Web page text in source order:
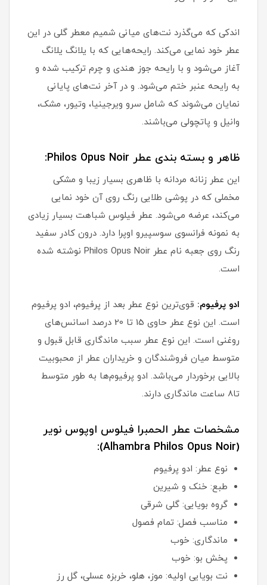
اندکی که می‌گذرد نت‌های میانی شمیم معطر گلی در این
عطر خود نمایی می‌کند. رایحه‌هایی که با یلانگ یلانگ
آغاز می‌شود و با رایحه جوز هندی و چرم ترکیب شده و
به رایحه عنبر ختم می‌شود. و در آخر نت‌های پایانی
نمایان می‌شوند که شامل سرو ویرجینیا، وتیور، مشک،
وانیل و پاتچولی می‌باشند.
ظاهر و بسته بندی عطر Philos Opus Noir:
این عطر زنانه مردانه با ظاهری بسیار زیبا و مشکی
مخملی که در پوشی طلایی رنگ روی آن خود نمایی
می‌کند، عرضه می‌شود. عطر فیلوس شباهت بسیار زیادی
به نمونه فرانسوی سوسپیرو اوپرا دارد. درون کادر سفید
رنگ روی جعبه نام عطر Philos Opus Noir نوشته شده
است.
ادو پرفیوم: قوی‌ترین نوع عطر بعد از پرفیوم، ادو پرفیوم
است. این نوع عطر حاوی 15 تا 20 درصد اسانس‌های
روغنی است. این نوع عطر سبب ماندگاری قابل قبول و
متوسط میان فروشندگان و خریداران عطر از محبوبیت
بالایی برخوردار می‌باشد. ادو پرفیوم‌ها به طور متوسط
تا8 ساعت ماندگاری دارند.
مشخصات عطر الحمبرا فیلوس اوپوس نویر
(Alhambra Philos Opus Noir):
نوع عطر: ادو پرفیوم
طبع: خنک و شیرین
گروه بویایی: گلی شرقی
مناسب فصل: تمام فصول
ماندگاری: خوب
پخش بو: خوب
نت بویایی اولیه: موز، هلو، خربزه عسلی، گل رز